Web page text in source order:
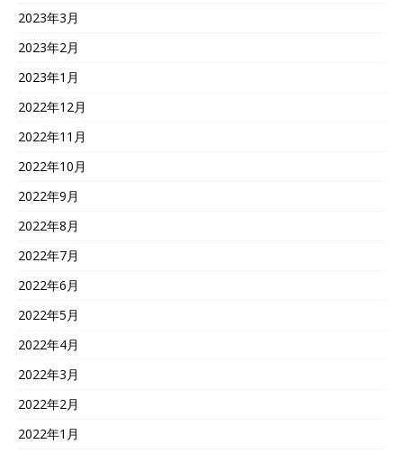
2023年3月
2023年2月
2023年1月
2022年12月
2022年11月
2022年10月
2022年9月
2022年8月
2022年7月
2022年6月
2022年5月
2022年4月
2022年3月
2022年2月
2022年1月